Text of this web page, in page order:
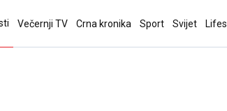
Večernji TV Crna kronika Sport Svijet